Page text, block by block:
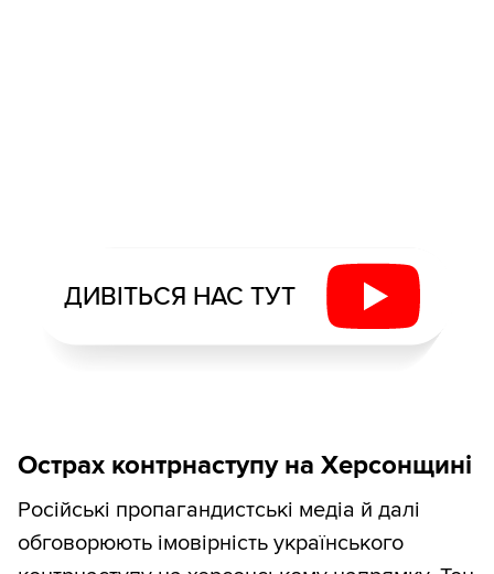
ДИВІТЬСЯ НАС ТУТ
Острах контрнаступу на Херсонщині
Російські пропагандистські медіа й далі
обговорюють імовірність українського